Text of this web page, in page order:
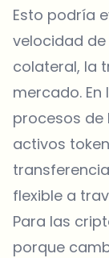
Esto podría
velocidad
colateral, la
mercado.
procesos de
activos
flexible a
Para las
porque